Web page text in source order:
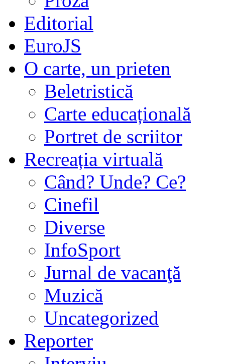
Editorial
EuroJS
O carte, un prieten
Beletristică
Carte educațională
Portret de scriitor
Recreația virtuală
Când? Unde? Ce?
Cinefil
Diverse
InfoSport
Jurnal de vacanţă
Muzică
Uncategorized
Reporter